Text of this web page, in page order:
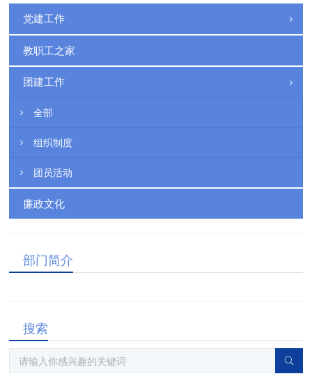
党建工作
教职工之家
团建工作
全部
组织制度
团员活动
廉政文化
部门简介
搜索